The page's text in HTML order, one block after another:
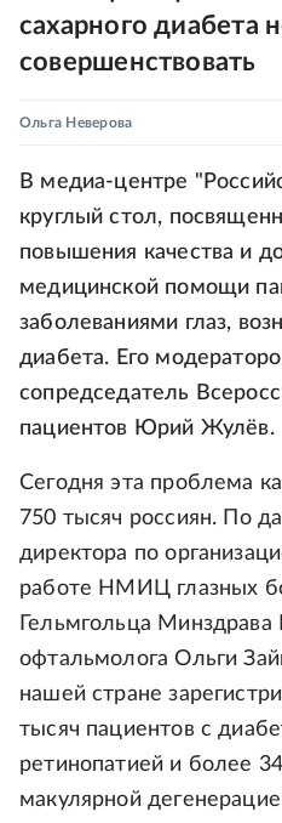
сахарного диабета
совершенствовать
Ольга Неверова
В медиа-центре
круглый стол,
повышения качества и
медицинской помощи
заболеваниями глаз,
диабета. Его
сопредседатель
пациентов Юрий Жулёв.
Сегодня эта проблема
750 тысяч россиян. По
директора по
работе НМИЦ глазных
Гельмгольца Минздрава
офтальмолога Ольги
нашей стране
тысяч пациентов с
ретинопатией и более
макулярной